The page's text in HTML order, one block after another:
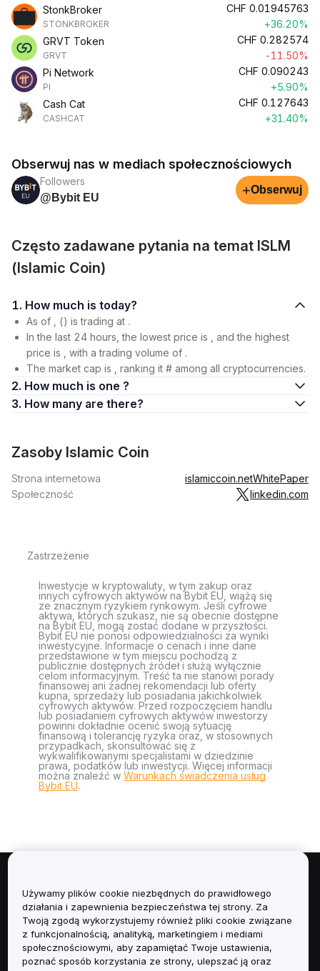
StonkBroker
STONKBROKER
CHF 0.01945763
+36.20%
GRVT Token
GRVT
CHF 0.282574
-11.50%
Pi Network
PI
CHF 0.090243
+5.90%
Cash Cat
CASHCAT
CHF 0.127643
+31.40%
Obserwuj nas w mediach społecznościowych
Followers
@Bybit EU
+Obserwuj
Często zadawane pytania na temat ISLM
(Islamic Coin)
1. How much is today?
As of , () is trading at .
In the last 24 hours, the lowest price is , and the highest
price is , with a trading volume of .
The market cap is , ranking it # among all cryptocurrencies.
2. How much is one ?
3. How many are there?
Zasoby Islamic Coin
Strona internetowa islamiccoin.netWhitePaper
Społeczność
linkedin.com
Zastrzeżenie
Inwestycje w kryptowaluty, w tym zakup oraz
innych cyfrowych aktywów na Bybit EU, wiążą się
ze znacznym ryzykiem rynkowym. Jeśli cyfrowe
aktywa, których szukasz, nie są obecnie dostępne
na Bybit EU, mogą zostać dodane w przyszłości.
Bybit EU nie ponosi odpowiedzialności za wyniki
inwestycyjne. Informacje o cenach i inne dane
przedstawione w tym miejscu pochodzą z
publicznie dostępnych źródeł i służą wyłącznie
celom informacyjnym. Treść ta nie stanowi porady
finansowej ani żadnej rekomendacji lub oferty
kupna, sprzedaży lub posiadania jakichkolwiek
cyfrowych aktywów. Przed rozpoczęciem handlu
lub posiadaniem cyfrowych aktywów inwestorzy
powinni dokładnie ocenić swoją sytuację
finansową i tolerancję ryzyka oraz, w stosownych
przypadkach, skonsultować się z
wykwalifikowanymi specjalistami w dziedzinie
prawa, podatków lub inwestycji. Więcej informacji
można znaleźć w Warunkach świadczenia usług
Bybit EU.
Informacje
Usługi
Obsługa Klienta
Używamy plików cookie niezbędnych do prawidłowego
działania i zapewnienia bezpieczeństwa tej strony. Za
Twoją zgodą wykorzystujemy również pliki cookie związane
z funkcjonalnością, analityką, marketingiem i mediami
społecznościowymi, aby zapamiętać Twoje ustawienia,
poznać sposób korzystania ze strony, ulepszać ją oraz